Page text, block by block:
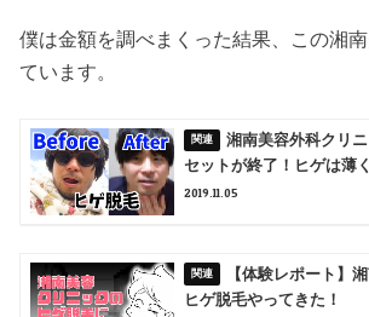
僕は金額を調べまくった結果、この湘
ています。
湘南美容外科クリ
セットが終了！ヒゲは薄
2019.11.05
【体験レポート】
ヒゲ脱毛やってきた！